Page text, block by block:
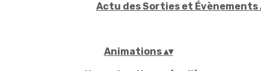
Actu des Sorties et Évènements
Animations▴▾